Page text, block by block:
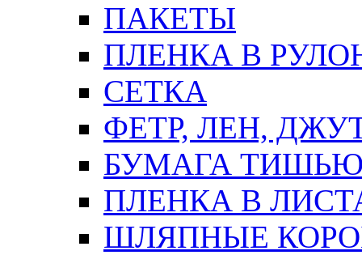
ПАКЕТЫ
ПЛЕНКА В
СЕТКА
ФЕТР, ЛЕН,
БУМАГА
ПЛЕНКА В
ШЛЯПНЫЕ